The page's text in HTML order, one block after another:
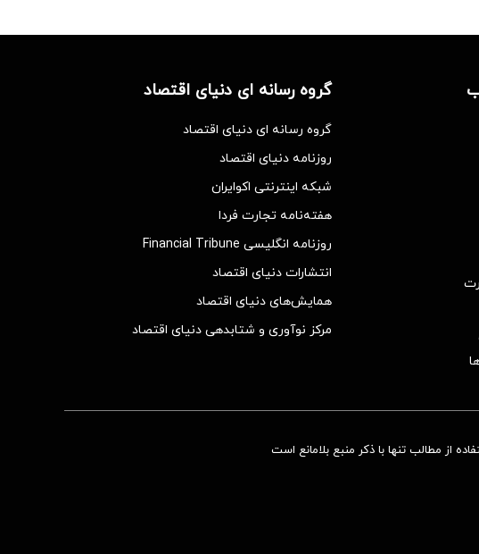
گروه رسانه ای دنیای اقتصاد
گروه رسانه ای دنیای اقتصاد
روزنامه دنیای اقتصاد
شبکه اینترنتی اکوایران
هفته‌نامه تجارت فردا
روزنامه انگلیسی Financial Tribune
انتشارات دنیای اقتصاد
همایش‌های دنیای اقتصاد
مرکز نوآوری و شتابدهی دنیای اقتصاد
از مطالب تنها با ذکر منبع بلامانع است